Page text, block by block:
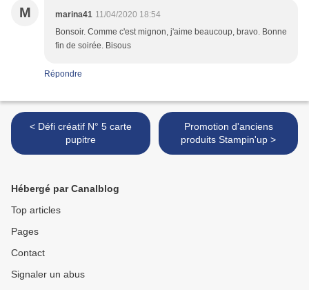
M marina41 11/04/2020 18:54
Bonsoir. Comme c'est mignon, j'aime beaucoup, bravo. Bonne
fin de soirée. Bisous
Répondre
< Défi créatif N° 5 carte
pupitre
Promotion d'anciens
produits Stampin'up >
Hébergé par Canalblog
Top articles
Pages
Contact
Signaler un abus